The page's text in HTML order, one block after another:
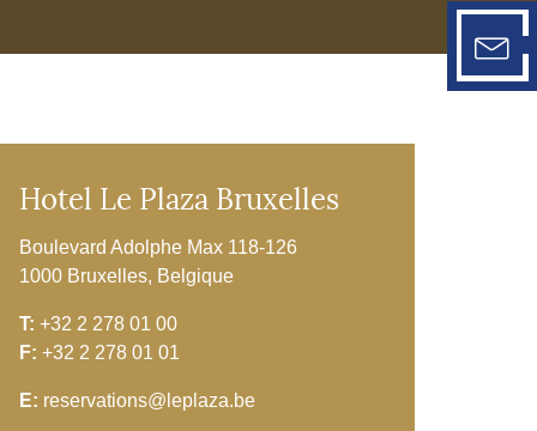
Hotel Le Plaza Bruxelles
Boulevard Adolphe Max 118-126
1000 Bruxelles, Belgique
T: +32 2 278 01 00
F: +32 2 278 01 01
E: reservations@leplaza.be